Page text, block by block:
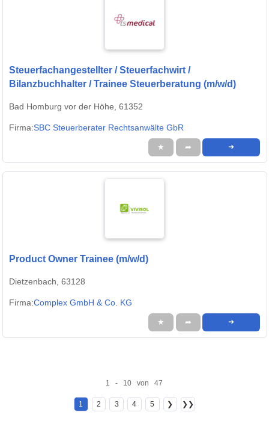
Steuerfachangestellter / Steuerfachwirt /
Bilanzbuchhalter / Trainee Steuerberatung (m/w/d)
Bad Homburg vor der Höhe, 61352
Firma:SBC Steuerberater Rechtsanwälte GbR
★ ➦ ➜
Product Owner Trainee (m/w/d)
Dietzenbach, 63128
Firma:Complex GmbH & Co. KG
★ ➦ ➜
1 - 10 von 47
1 2 3 4 5 ❯ ❯❯